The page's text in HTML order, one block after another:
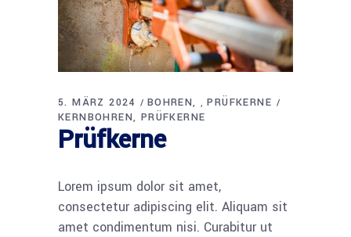
5. MÄRZ 2024 BOHREN , PRÜFKERNE
KERNBOHREN PRÜFKERNE
Prüfkerne
Lorem ipsum dolor sit amet,
consectetur adipiscing elit. Aliquam sit
amet condimentum nisi. Curabitur ut